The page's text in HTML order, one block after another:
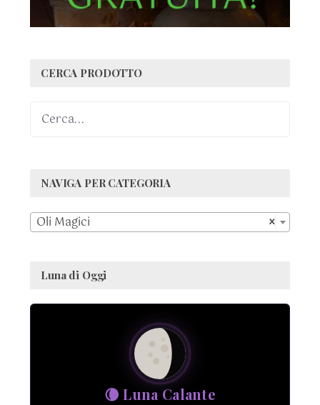
CERCA PRODOTTO
NAVIGA PER CATEGORIA
×
Oli Magici
Luna di Oggi
🌘 Luna Calante